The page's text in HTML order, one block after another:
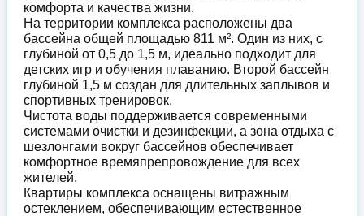
комфорта и качества жизни.
На территории комплекса расположены два
бассейна общей площадью 811 м². Один из них, с
глубиной от 0,5 до 1,5 м, идеально подходит для
детских игр и обучения плаванию. Второй бассейн
глубиной 1,5 м создан для длительных заплывов и
спортивных тренировок.
Чистота воды поддерживается современными
системами очистки и дезинфекции, а зона отдыха с
шезлонгами вокруг бассейнов обеспечивает
комфортное времяпрепровождение для всех
жителей.
Квартиры комплекса оснащены витражным
остеклением, обеспечивающим естественное